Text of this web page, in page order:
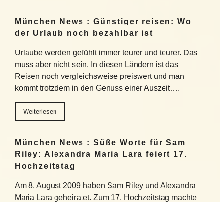
München News : Günstiger reisen: Wo
der Urlaub noch bezahlbar ist
Urlaube werden gefühlt immer teurer und teurer. Das
muss aber nicht sein. In diesen Ländern ist das
Reisen noch vergleichsweise preiswert und man
kommt trotzdem in den Genuss einer Auszeit….
Weiterlesen
München News : Süße Worte für Sam
Riley: Alexandra Maria Lara feiert 17.
Hochzeitstag
Am 8. August 2009 haben Sam Riley und Alexandra
Maria Lara geheiratet. Zum 17. Hochzeitstag machte